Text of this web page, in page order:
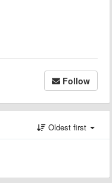
Follow
Oldest first